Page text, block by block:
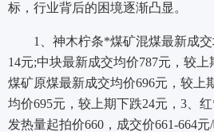
标，行业背后的困境逐渐凸显。
1、神木柠条*煤矿混煤最新成
14元;中块最新成交均价787元，较
煤矿原煤最新成交均价696元，较上
均价695元，较上期下跌24元，3、
发热量起拍价660，成交价661-664